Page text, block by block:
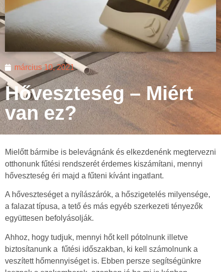
március 10, 2021
Hőveszteség – Miért
van ez?
Mielőtt bármibe is belevágnánk és elkezdenénk megtervezni
otthonunk fűtési rendszerét érdemes kiszámítani, mennyi
hőveszteség éri majd a fűteni kívánt ingatlant.
A hőveszteséget a nyílászárók, a hőszigetelés milyensége,
a falazat típusa, a tető és más egyéb szerkezeti tényezők
együttesen befolyásolják.
Ahhoz, hogy tudjuk, mennyi hőt kell pótolnunk illetve
biztosítanunk a fűtési időszakban, ki kell számolnunk a
veszített hőmennyiséget is. Ebben persze segítségünkre